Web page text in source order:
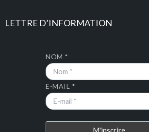
LETTRE D’INFORMATION
NOM *
E-MAIL *